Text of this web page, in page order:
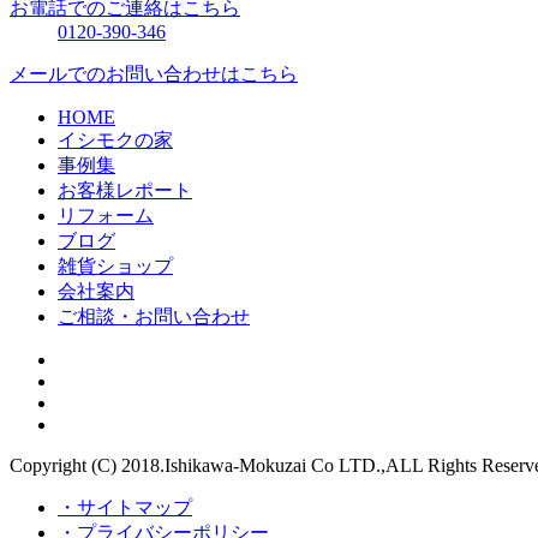
お電話でのご連絡はこちら
0120-390-346
メールでのお問い合わせはこちら
HOME
イシモクの家
事例集
お客様レポート
リフォーム
ブログ
雑貨ショップ
会社案内
ご相談・お問い合わせ
Copyright (C) 2018.Ishikawa-Mokuzai Co LTD.,ALL Rights
・サイトマップ
・プライバシーポリシー